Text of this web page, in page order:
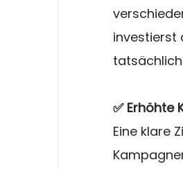
investierst
✅ Erhöhte
Eine klare